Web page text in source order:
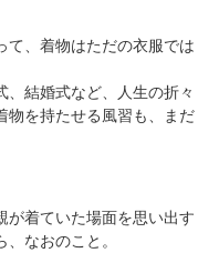
て、着物はただの衣服では
、結婚式など、人生の折々
物を持たせる風習も、まだ
が着ていた場面を思い出す
なおのこと。